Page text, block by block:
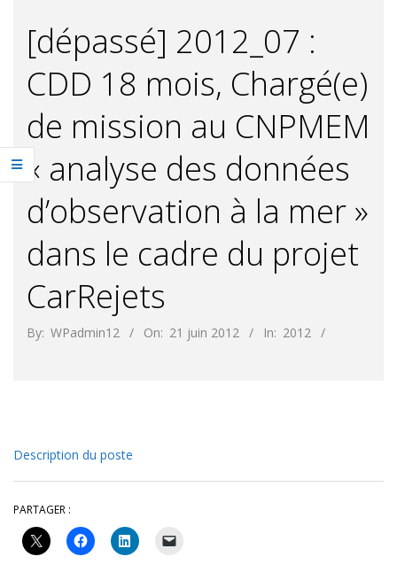
[dépassé] 2012_07 :
CDD 18 mois, Chargé(e)
de mission au CNPMEM
« analyse des données
d’observation à la mer »
dans le cadre du projet
CarRejets
By: WPadmin12 On: 21 juin 2012 In: 2012
Description du poste
PARTAGER :